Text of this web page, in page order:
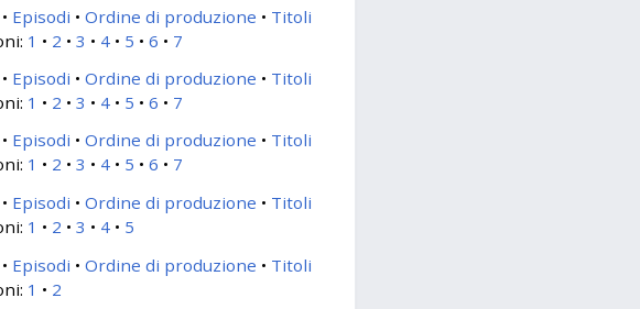
Episodi Ordine di produzione
Titoli
1 2 3 4 5 6
7
Episodi Ordine di produzione
Titoli
1 2 3 4 5 6
7
Episodi Ordine di produzione
Titoli
1 2 3 4 5 6
7
Episodi Ordine di produzione
Titoli
1 2 3 4
5
Episodi Ordine di produzione
Titoli
1
2